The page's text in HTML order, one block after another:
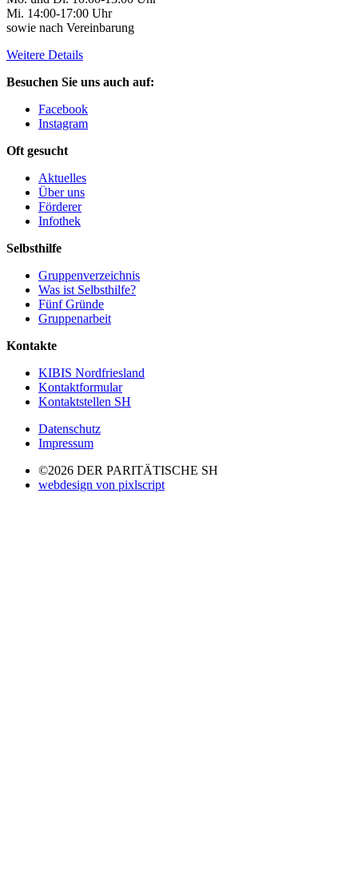
Mi. 14:00-17:00 Uhr
sowie nach Vereinbarung
Weitere Details
Besuchen Sie uns auch auf:
Facebook
Instagram
Oft gesucht
Aktuelles
Über uns
Förderer
Infothek
Selbsthilfe
Gruppenverzeichnis
Was ist Selbsthilfe?
Fünf Gründe
Gruppenarbeit
Kontakte
KIBIS Nordfriesland
Kontaktformular
Kontaktstellen SH
Datenschutz
Impressum
©2026 DER PARITÄTISCHE SH
webdesign von pixlscript